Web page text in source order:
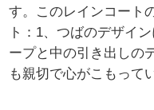
す。このレインコート
ト：1、つばのデザイ
ープと中の引き出しの
も親切で心がこもって